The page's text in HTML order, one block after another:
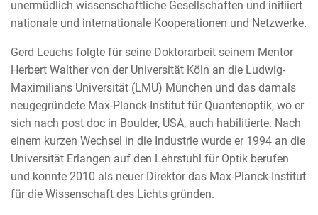
unermüdlich wissenschaftliche Gesellschaften und initiiert
nationale und internationale Kooperationen und Netzwerke.
Gerd Leuchs folgte für seine Doktorarbeit seinem Mentor
Herbert Walther von der Universität Köln an die Ludwig-
Maximilians Universität (LMU) München und das damals
neugegründete Max-Planck-Institut für Quantenoptik, wo er
sich nach post doc in Boulder, USA, auch habilitierte. Nach
einem kurzen Wechsel in die Industrie wurde er 1994 an die
Universität Erlangen auf den Lehrstuhl für Optik berufen
und konnte 2010 als neuer Direktor das Max-Planck-Institut
für die Wissenschaft des Lichts gründen.